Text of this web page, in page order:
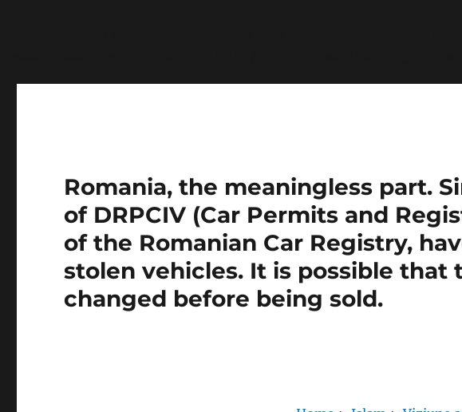
Romania, the meaningless part.
of DRPCIV (Car Permits and
of the Romanian Car Registry,
stolen vehicles. It is possible that
changed before being sold.